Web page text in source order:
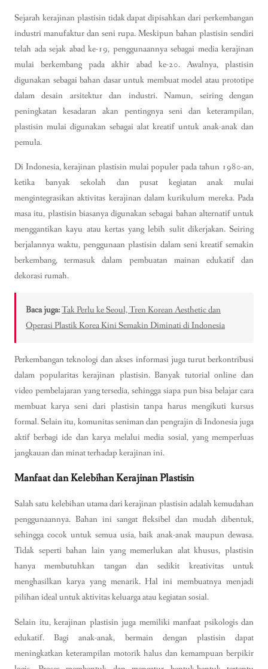
Sejarah kerajinan plastisin tidak dapat dipisahkan dari perkembangan
industri manufaktur dan seni rupa. Meskipun bahan plastisin sendiri
telah ada sejak abad ke-19, penggunaannya sebagai media kerajinan
mulai berkembang pada akhir abad ke-20. Awalnya, plastisin
digunakan sebagai bahan dasar untuk membuat model atau prototipe
dalam desain arsitektur dan industri. Namun, seiring dengan
peningkatan kesadaran akan pentingnya seni dan keterampilan,
plastisin mulai digunakan sebagai alat kreatif untuk anak-anak dan
pemula.
Di Indonesia, kerajinan plastisin mulai populer pada tahun 1980-an,
ketika banyak sekolah dan pusat kegiatan anak mulai
mengintegrasikan aktivitas kerajinan dalam kurikulum mereka. Pada
masa itu, plastisin biasanya digunakan sebagai bahan alternatif untuk
menggantikan kayu atau kertas yang lebih sulit dikerjakan. Seiring
berjalannya waktu, penggunaan plastisin dalam seni kreatif semakin
berkembang, termasuk dalam pembuatan mainan edukatif dan
dekorasi rumah.
Baca juga:Tak Perlu ke Seoul, Tren Korean Aesthetic dan
Operasi Plastik Korea Kini Semakin Diminati di Indonesia
Perkembangan teknologi dan akses informasi juga turut berkontribusi
dalam popularitas kerajinan plastisin. Banyak tutorial online dan
video pembelajaran yang tersedia, sehingga siapa pun bisa belajar cara
membuat karya seni dari plastisin tanpa harus mengikuti kursus
formal. Selain itu, komunitas seniman dan pengrajin di Indonesia juga
aktif berbagi ide dan karya melalui media sosial, yang memperluas
jangkauan dan minat terhadap kerajinan ini.
Manfaat dan Kelebihan Kerajinan Plastisin
Salah satu kelebihan utama dari kerajinan plastisin adalah kemudahan
penggunaannya. Bahan ini sangat fleksibel dan mudah dibentuk,
sehingga cocok untuk semua usia, baik anak-anak maupun dewasa.
Tidak seperti bahan lain yang memerlukan alat khusus, plastisin
hanya membutuhkan tangan dan sedikit kreativitas untuk
menghasilkan karya yang menarik. Hal ini membuatnya menjadi
pilihan ideal untuk aktivitas keluarga atau kegiatan sosial.
Selain itu, kerajinan plastisin juga memiliki manfaat psikologis dan
edukatif. Bagi anak-anak, bermain dengan plastisin dapat
meningkatkan keterampilan motorik halus dan kemampuan berpikir